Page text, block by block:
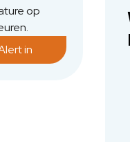
op
in